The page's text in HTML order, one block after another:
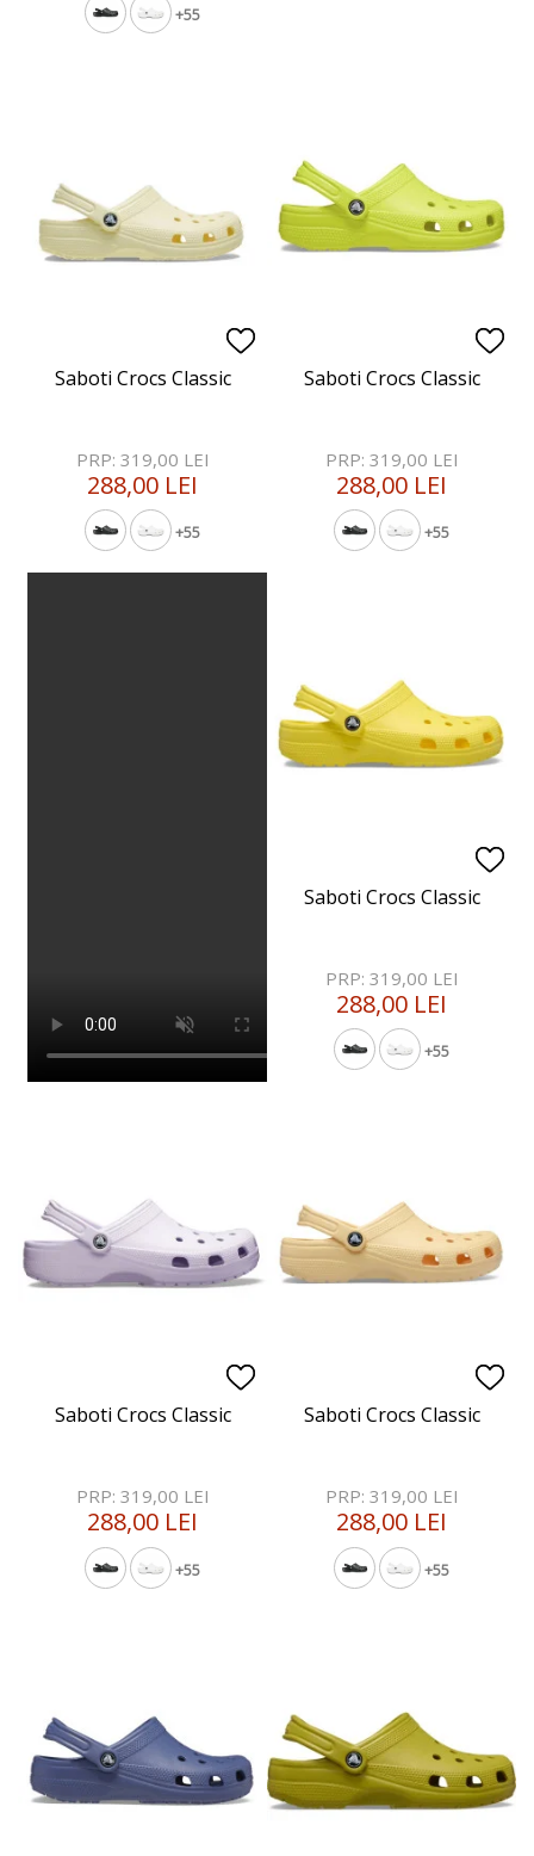
+55
Saboti Crocs Classic
+55
PRP: 319,00 LEI
288,00 LEI
Saboti Crocs Classic
+55
PRP: 319,00 LEI
288,00 LEI
Saboti Crocs Classic
+55
PRP: 319,00 LEI
288,00 LEI
Saboti Crocs Classic
+55
PRP: 319,00 LEI
288,00 LEI
Saboti Crocs Classic
+55
PRP: 319,00 LEI
288,00 LEI